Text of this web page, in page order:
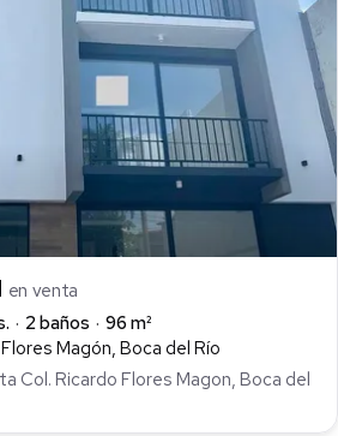
en venta
2 baños
96 m²
Magón, Boca del Río
Col. Ricardo Flores Magon, Boca del